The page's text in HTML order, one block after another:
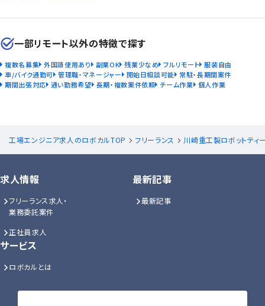
一部リモート以外の特徴で探す
複数名募集 外国語使用あり 副業OK 残業少なめ フルリモート 服装自由
車/バイク通勤可 管理職・マネージャー 開始日相談可能 常駐・長期間案件
期間出張対応 通い勤務希望 長期・複数案件依頼 チーム作業 個人作業
工場エンジニア求人のロボカルTOP フリーランス 川崎重工製ロボットティ
求人情報
フリーランス求人・
業務委託案件
正社員求人
最新記事
最新記事
サービス
ロボカルとは